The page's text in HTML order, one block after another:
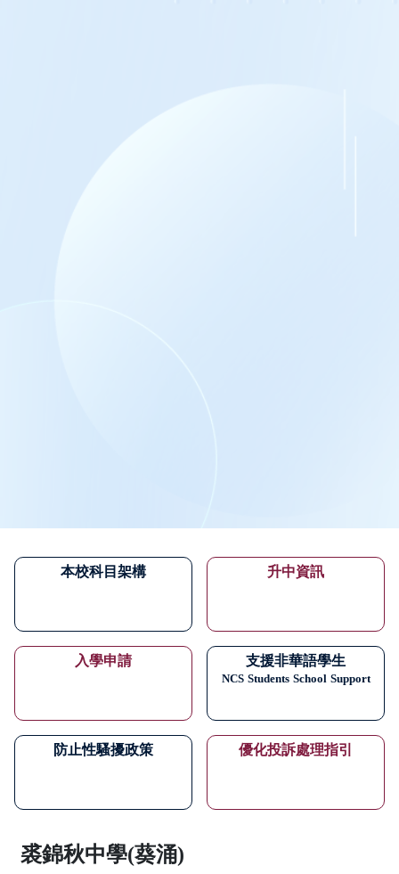
本校科目架構 升中資訊
入學申請 支援非華語學生
NCS Students School Support
防止性騷擾政策 優化投訴處理指引
裘錦秋中學(葵涌)